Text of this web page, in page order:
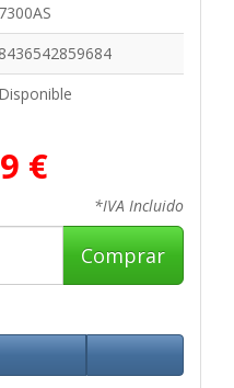
7300AS
8436542859684
Disponible
€
*IVA Incluido
Comprar